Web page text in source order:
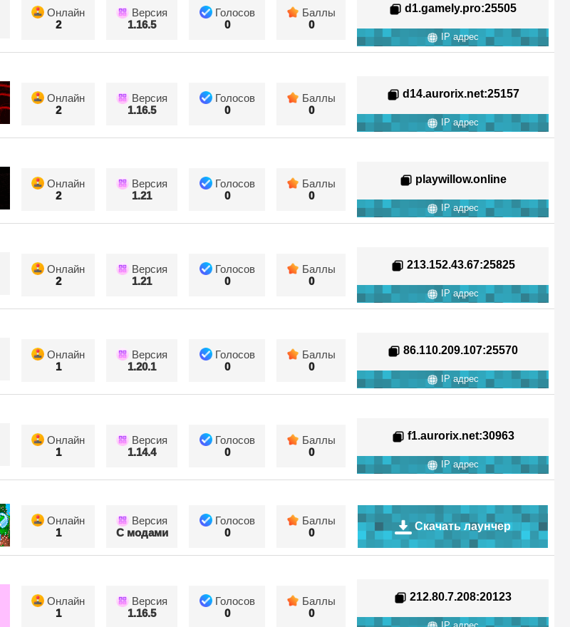
Онлайн
2
Версия
1.16.5
Голосов
0
Баллы
0
d1.gamely.pro:25505
IP адрес
Онлайн
2
Версия
1.16.5
Голосов
0
Баллы
0
d14.aurorix.net:25157
IP адрес
Онлайн
2
Версия
1.21
Голосов
0
Баллы
0
playwillow.online
IP адрес
Онлайн
2
Версия
1.21
Голосов
0
Баллы
0
213.152.43.67:25825
IP адрес
Онлайн
1
Версия
1.20.1
Голосов
0
Баллы
0
86.110.209.107:25570
IP адрес
Онлайн
1
Версия
1.14.4
Голосов
0
Баллы
0
f1.aurorix.net:30963
IP адрес
Онлайн
1
Версия
С модами
Голосов
0
Баллы
0
Скачать лаунчер
Онлайн
1
Версия
1.16.5
Голосов
0
Баллы
0
212.80.7.208:20123